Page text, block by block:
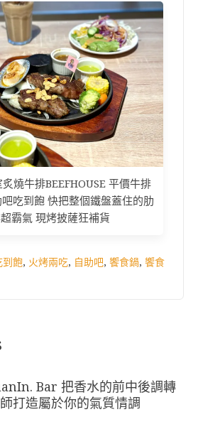
燒牛排BEEFHOUSE 平價牛排
吃到飽 快把整個鐵盤蓋住的肋
霸氣 現烤披薩狂補貨
到飽, 火烤兩吃, 自助吧, 饗食鍋, 饗食
Bar 把香水的前中後調轉
打造屬於你的氣質情調